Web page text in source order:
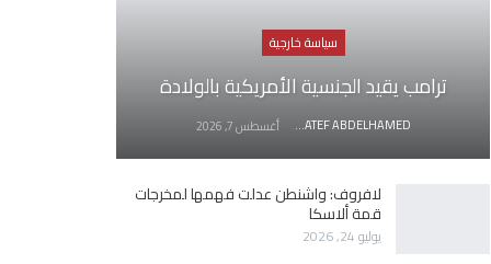
سياسة خارجية
ترامب يقيد الجنسية الأمريكية بالولادة
AWATEF ABDELHAMED أغسطس 7, 2026
لافروف: واشنطن عدلت فهمها لمخرجات
قمة ألاسكا
يوليو 24, 2026